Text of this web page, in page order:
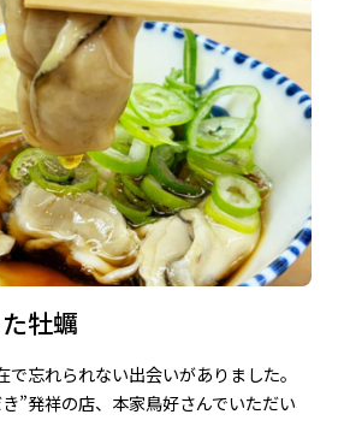
牡蠣
忘れられない出会いがありました。
”発祥の店、本家鳥好さんでいただい